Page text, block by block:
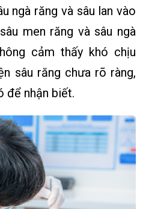
ngà răng và sâu lan vào
men răng và sâu ngà
cảm thấy khó chịu
sâu răng chưa rõ ràng,
để nhận biết.